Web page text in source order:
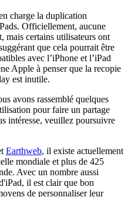
charge la duplication
Officiellement, aucune
mais certains utilisateurs ont
que cela pourrait être
avec l’iPhone et l’iPad
Apple à penser que la recopie
est inutile.
avons rassemblé quelques
pour faire un partage
intéresse, veuillez poursuivre
Earthweb, il existe actuellement
mondiale et plus de 425
Avec un nombre aussi
il est clair que bon
de personnaliser leur